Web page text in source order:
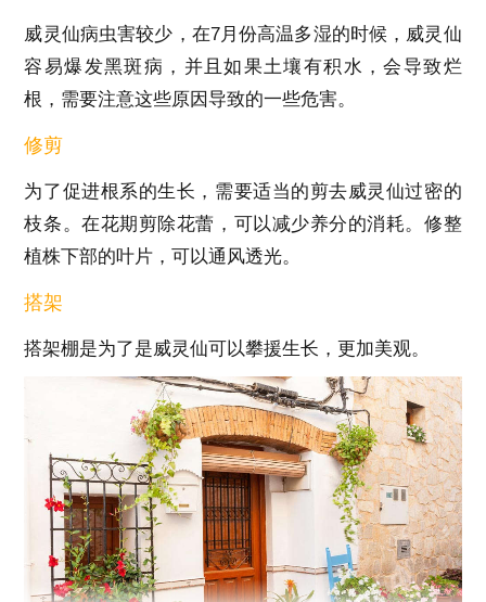
威灵仙病虫害较少，在7月份高温多湿的时候，威灵仙
容易爆发黑斑病，并且如果土壤有积水，会导致烂
根，需要注意这些原因导致的一些危害。
修剪
为了促进根系的生长，需要适当的剪去威灵仙过密的
枝条。在花期剪除花蕾，可以减少养分的消耗。修整
植株下部的叶片，可以通风透光。
搭架
搭架棚是为了是威灵仙可以攀援生长，更加美观。